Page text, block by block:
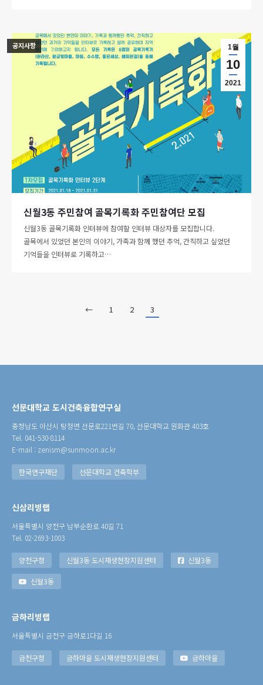
1월
10
2021
공지사항
신월3동 주민참여 골목기록화 주민참여단 모집
신월3동 골목기록화 인터뷰에 참여할 인터뷰 대상자를 모집합니다.
골목에서 있었던 본인의 이야기, 가족과 함께 했던 추억, 간직하고 싶었던
기억들을 인터뷰로 기록하고…
← 1 2 3
선문대학교 도시건축융합연구실
충청남도 아산시 탕정면 선문로221번길 70, 선문대학교 원화관 403호
Tel. 041-530-8114
E-mail : zenism@sunmoon.ac.kr
한국연구재단 선문대학교 건축학부
신삼리빙랩
서울특별시 양천구 남부순환로 40길 71
Tel. 02-2693-1003
양천구청 신월3동 도시재생현장지원센터 신월3동
신월3동
금하리빙랩
서울특별시 금천구 금하로1다길 16
금천구청 금하마을 도시재생현장지원센터 금하마을